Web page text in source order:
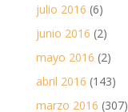
julio 2016 (6)
junio 2016 (2)
mayo 2016 (2)
abril 2016 (143)
marzo 2016 (307)